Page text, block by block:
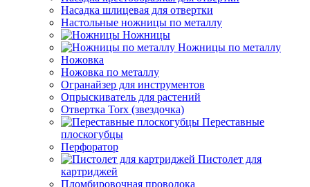
Насадка шлицевая для отвертки
Настольные ножницы по металлу
Ножницы
Ножницы по металлу
Ножовка
Ножовка по металлу
Огранайзер для инструментов
Опрыскиватель для растений
Отвертка Torx (звездочка)
Переставные
плоскогубцы
Перфоратор
Пистолет для
картриджей
Пломбировочная проволока